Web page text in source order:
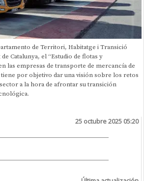
de Territori, Habitatge i Transició
Catalunya, el “Estudio de flotas y
las empresas de transporte de mercancía de
por objetivo dar una visión sobre los retos
a la hora de afrontar su transición
25 octubre 2025 05:20